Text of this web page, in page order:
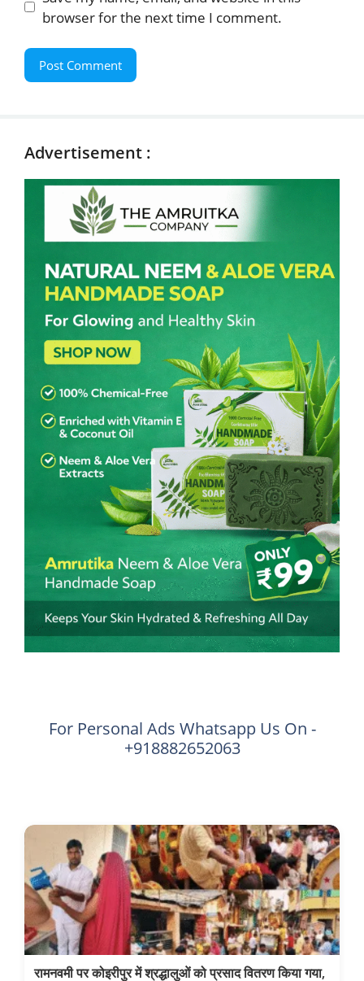
browser for the next time I comment.
Advertisement :
For Personal Ads Whatsapp Us On -
+918882652063
रामनवमी पर कोइरीपुर में श्रद्धालुओं को प्रसाद वितरण किया गया,